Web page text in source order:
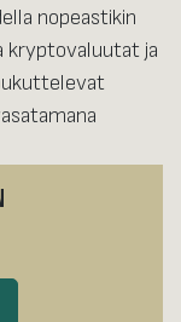
nopeastikin
kryptovaluutat ja